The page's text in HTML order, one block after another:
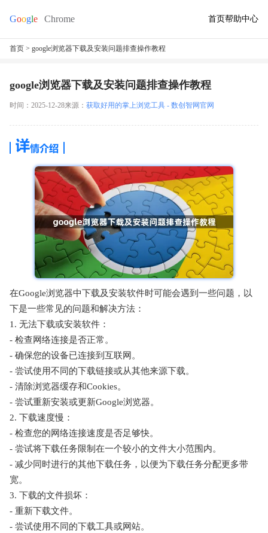
首页帮助中心
首页 > google浏览器下载及安装问题排查操作教程
google浏览器下载及安装问题排查操作教程
时间：2025-12-28来源： 获取好用的掌上浏览工具 - 数创智网官网
在Google浏览器中下载及安装软件时可能会遇到一些问题，以
下是一些常见的问题和解决方法：
1. 无法下载或安装软件：
- 检查网络连接是否正常。
- 确保您的设备已连接到互联网。
- 尝试使用不同的下载链接或从其他来源下载。
- 清除浏览器缓存和Cookies。
- 尝试重新安装或更新Google浏览器。
2. 下载速度慢：
- 检查您的网络连接速度是否足够快。
- 尝试将下载任务限制在一个较小的文件大小范围内。
- 减少同时进行的其他下载任务，以便为下载任务分配更多带
宽。
3. 下载的文件损坏：
- 重新下载文件。
- 尝试使用不同的下载工具或网站。